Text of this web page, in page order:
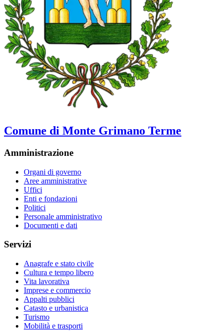
Comune di Monte Grimano Terme
Amministrazione
Organi di governo
Aree amministrative
Uffici
Enti e fondazioni
Politici
Personale amministrativo
Documenti e dati
Servizi
Anagrafe e stato civile
Cultura e tempo libero
Vita lavorativa
Imprese e commercio
Appalti pubblici
Catasto e urbanistica
Turismo
Mobilità e trasporti